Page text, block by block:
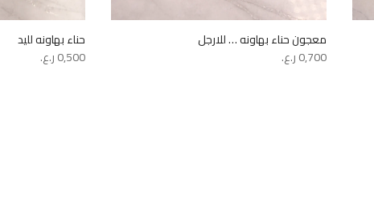
معجون حناء بهاونه … للارجل
0,700ر.ع.
حناء بهاونه لليد
0,500ر.ع.